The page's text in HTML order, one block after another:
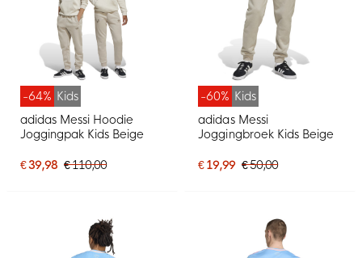
-64% Kids
adidas Messi Hoodie
Joggingpak Kids Beige
€ 39,98 € 110,00
-60% Kids
adidas Messi
Joggingbroek Kids Beige
€ 19,99 € 50,00